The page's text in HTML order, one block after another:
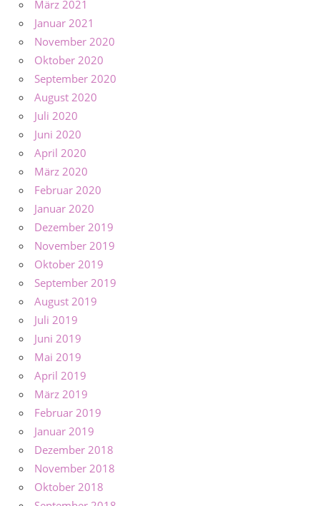
März 2021
Januar 2021
November 2020
Oktober 2020
September 2020
August 2020
Juli 2020
Juni 2020
April 2020
März 2020
Februar 2020
Januar 2020
Dezember 2019
November 2019
Oktober 2019
September 2019
August 2019
Juli 2019
Juni 2019
Mai 2019
April 2019
März 2019
Februar 2019
Januar 2019
Dezember 2018
November 2018
Oktober 2018